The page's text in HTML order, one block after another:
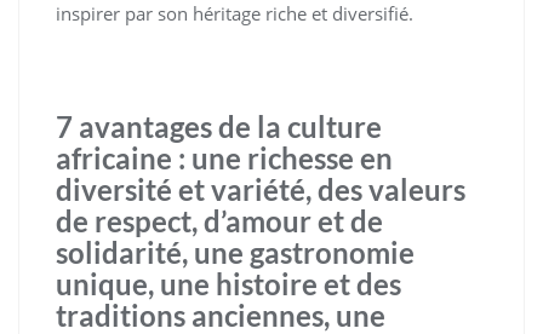
inspirer par son héritage riche et diversifié.
7 avantages de la culture
africaine : une richesse en
diversité et variété, des valeurs
de respect, d’amour et de
solidarité, une gastronomie
unique, une histoire et des
traditions anciennes, une